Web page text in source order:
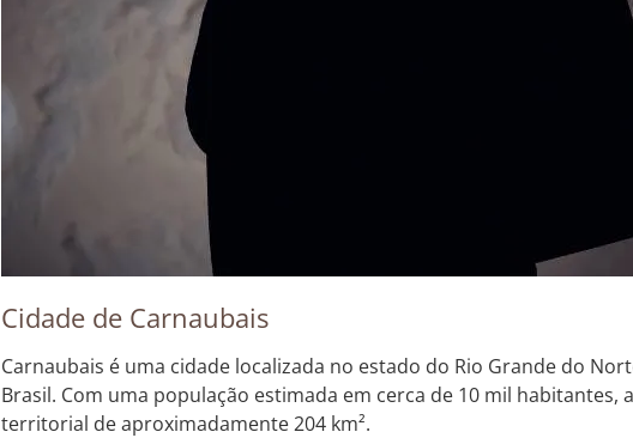
Cidade de Carnaubais
Carnaubais é uma cidade localizada no estado do Rio Grande do
Brasil. Com uma população estimada em cerca de 10 mil habitantes,
territorial de aproximadamente 204 km².